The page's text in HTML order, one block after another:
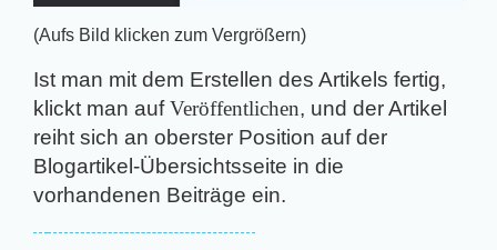
(Aufs Bild klicken zum Vergrößern)
Ist man mit dem Erstellen des Artikels fertig,
klickt man aufVeröffentlichen, und der Artikel
reiht sich an oberster Position auf der
Blogartikel-Übersichtsseite in die
vorhandenen Beiträge ein.